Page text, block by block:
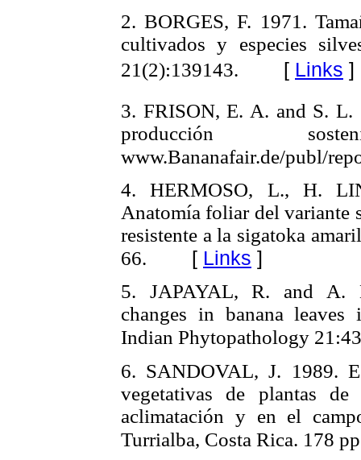
2. BORGES, F. 1971.
cultivados y especies
21(2):139143. [ Links ]
3. FRISON, E. A. and S.
producción
www.Bananafair.de/publ/
4. HERMOSO, L., H.
Anatomía foliar del
resistente a la sigatoka
66. [ Links ]
5. JAPAYAL, R. and A.
changes in banana
Indian Phytopathology
6. SANDOVAL, J. 1989.
vegetativas de plantas
aclimatación y en el
Turrialba, Costa Rica. 178